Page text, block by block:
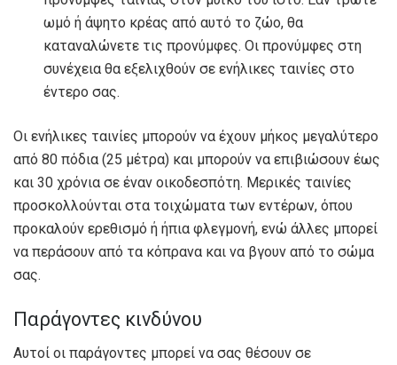
ωμό ή άψητο κρέας από αυτό το ζώο, θα
καταναλώνετε τις προνύμφες. Οι προνύμφες στη
συνέχεια θα εξελιχθούν σε ενήλικες ταινίες στο
έντερο σας.
Οι ενήλικες ταινίες μπορούν να έχουν μήκος μεγαλύτερο
από 80 πόδια (25 μέτρα) και μπορούν να επιβιώσουν έως
και 30 χρόνια σε έναν οικοδεσπότη. Μερικές ταινίες
προσκολλούνται στα τοιχώματα των εντέρων, όπου
προκαλούν ερεθισμό ή ήπια φλεγμονή, ενώ άλλες μπορεί
να περάσουν από τα κόπρανα και να βγουν από το σώμα
σας.
Παράγοντες κινδύνου
Αυτοί οι παράγοντες μπορεί να σας θέσουν σε